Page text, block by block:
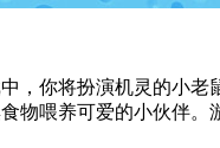
，你将扮演机灵的小
物喂养可爱的小伙伴